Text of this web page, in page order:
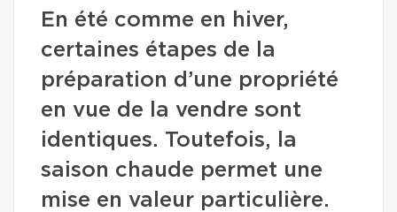
En été comme en hiver,
certaines étapes de la
préparation d’une propriété
en vue de la vendre sont
identiques. Toutefois, la
saison chaude permet une
mise en valeur particulière.